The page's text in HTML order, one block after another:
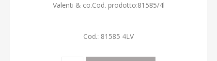
Valenti & co.Cod. prodotto:81585/4l
Cod.: 81585 4LV